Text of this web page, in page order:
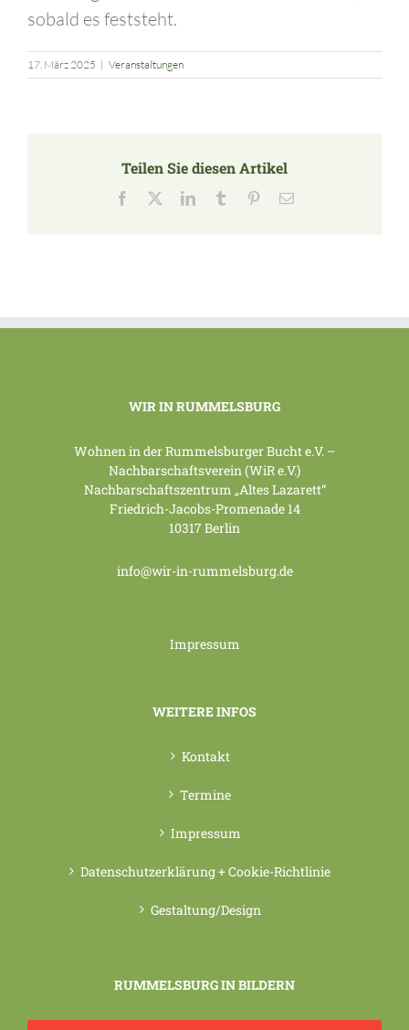
sobald es feststeht.
17. März 2025 | Veranstaltungen
Teilen Sie diesen Artikel
Facebook LinkedInTumblr Pinterest
E-
WIR IN RUMMELSBURG
Wohnen in der Rummelsburger Bucht e.V. –
Nachbarschaftsverein (WiR e.V.)
Nachbarschaftszentrum „Altes Lazarett“
Friedrich-Jacobs-Promenade 14
10317 Berlin
info@wir-in-rummelsburg.de
Impressum
WEITERE INFOS
Kontakt
Termine
Impressum
Datenschutzerklärung + Cookie-Richtlinie
Gestaltung/Design
RUMMELSBURG IN BILDERN